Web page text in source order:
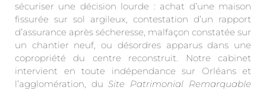
sécuriser une décision lourde : achat d’une maison
fissurée sur sol argileux, contestation d’un rapport
d’assurance après sécheresse, malfaçon constatée sur
un chantier neuf, ou désordres apparus dans une
copropriété du centre reconstruit. Notre cabinet
intervient en toute indépendance sur Orléans et
l’agglomération, du Site Patrimonial Remarquable